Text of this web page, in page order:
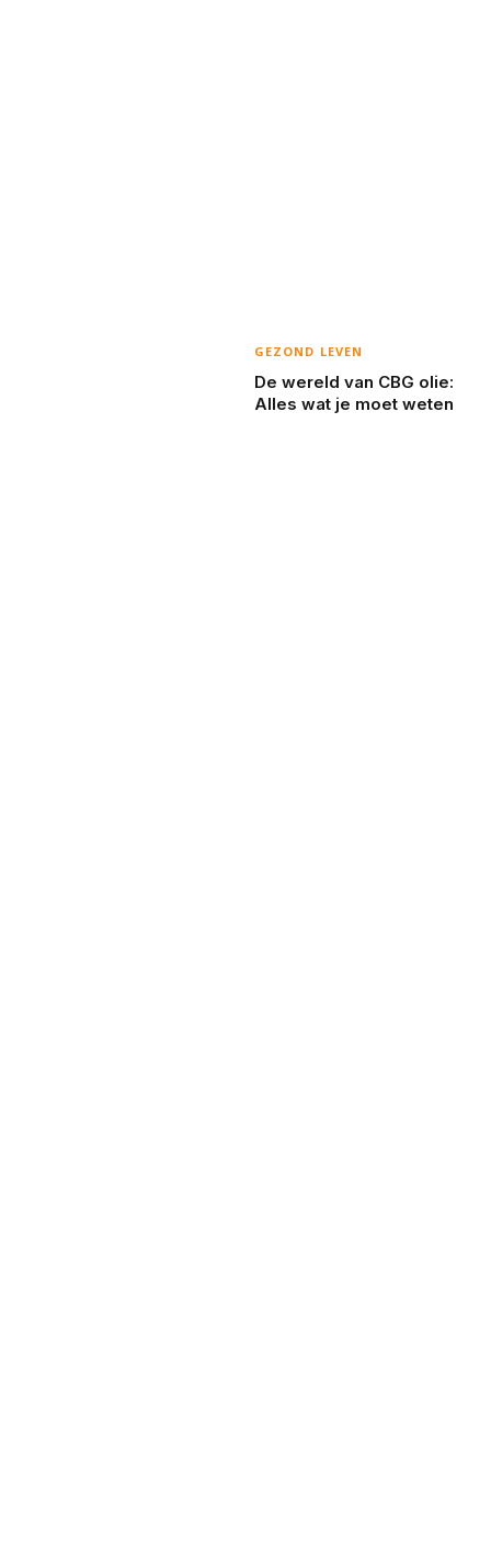
GEZOND LEVEN
De wereld van CBG olie:
Alles wat je moet weten